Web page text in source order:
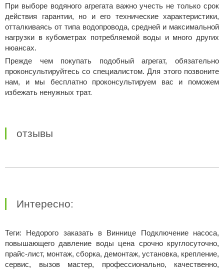
При выборе водяного агрегата важно учесть не только срок
действия гарантии, но и его технические характеристики,
отталкиваясь от типа водопровода, средней и максимальной
нагрузки в кубометрах потребляемой воды и много других
нюансах.
Прежде чем покупать подобный агрегат, обязательно
проконсультируйтесь со специалистом. Для этого позвоните
нам, и мы бесплатно проконсультируем вас и поможем
избежать ненужных трат.
отзывы
Интересно:
Теги: Недорого заказать в Виннице Подключение насоса,
повышающего давление воды цена срочно круглосуточно,
прайс-лист, монтаж, сборка, демонтаж, установка, крепление,
сервис, вызов мастер, профессионально, качественно,